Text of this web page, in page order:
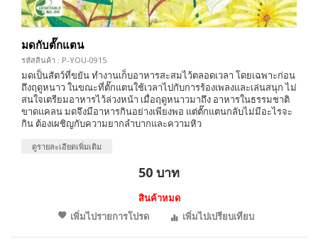
มดกับตั๊กแตน
รหัสสินค้า : P-YOU-0915
มดเป็นสัตว์ที่ขยัน ทำงานเก็บอาหารสะสมไว้ตลอดเวลา โดยเฉพาะก่อน
ถึงฤดูหนาว ในขณะที่ตั๊กแตนใช้เวลาไปกับการร้องเพลงและเล่นสนุก ไม่
สนใจเตรียมอาหารไว้ล่วงหน้า เมื่อฤดูหนาวมาถึง อาหารในธรรมชาติ
ขาดแคลน มดจึงมีอาหารกินอย่างเพียงพอ แต่ตั๊กแตนกลับไม่มีอะไรจะ
กิน ต้องเผชิญกับความยากลำบากและความหิว
ดูรายละเอียดเพิ่มเติม
50 บาท
สินค้าหมด
เพิ่มไปรายการโปรด
เพิ่มไปเปรียบเทียบ